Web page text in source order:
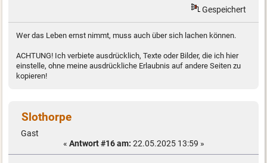
Gespeichert
Wer das Leben ernst nimmt, muss auch über sich lachen können.
ACHTUNG! Ich verbiete ausdrücklich, Texte oder Bilder, die ich hier
einstelle, ohne meine ausdrückliche Erlaubnis auf andere Seiten zu
kopieren!
Slothorpe
Gast
« Antwort #16 am: 22.05.2025 13:59 »